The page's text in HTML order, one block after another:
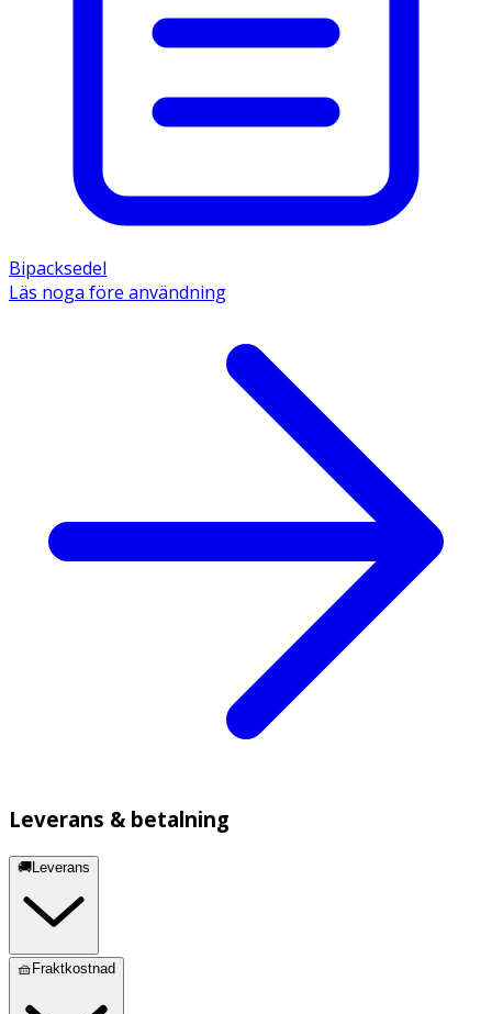
Bipacksedel
Läs noga före användning
Leverans & betalning
🚚Leverans
🧺Fraktkostnad